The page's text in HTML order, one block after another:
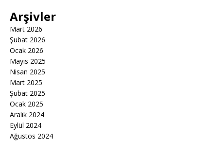
Arşivler
Mart 2026
Şubat 2026
Ocak 2026
Mayıs 2025
Nisan 2025
Mart 2025
Şubat 2025
Ocak 2025
Aralık 2024
Eylül 2024
Ağustos 2024